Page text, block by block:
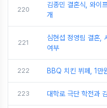
220
김종민 결혼식, 와이
개
221
심현섭 정영림 결혼,
여부
222 BBQ 치킨 뷔페, 1만
223 대학로 극단 학전과